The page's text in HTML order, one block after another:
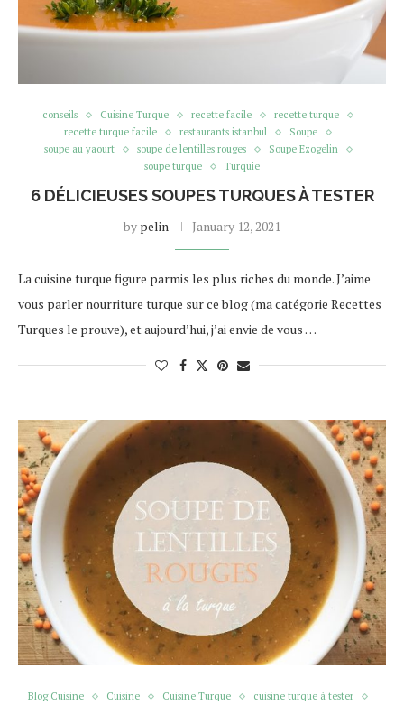
conseils Cuisine Turque recette facile
recette turque
recette turque facile
restaurants istanbul
Soupe
soupe au yaourt
soupe de lentilles rouges
Soupe Ezogelin
soupe turque
Turquie
6 DÉLICIEUSES SOUPES TURQUES À TESTER
by pelin January 12, 2021
La cuisine turque figure parmis les plus riches du monde. J’aime
vous parler nourriture turque sur ce blog (ma catégorie Recettes
Turques le prouve), et aujourd’hui, j’ai envie de vous …
Blog Cuisine Cuisine Cuisine Turque
cuisine turque à tester